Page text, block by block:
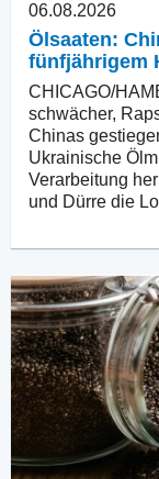
06.08.2026
Ölsaaten:
fünfjährigem
CHICAGO/
schwächer,
Chinas
Ukrainische
Verarbeitung
und Dürre die